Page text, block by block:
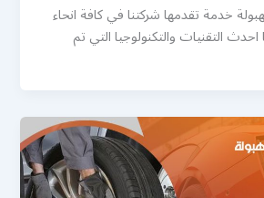
خدمة تقدمها شركتنا في كافة انحاء
التقنيات والتكنولوجيا التي تم